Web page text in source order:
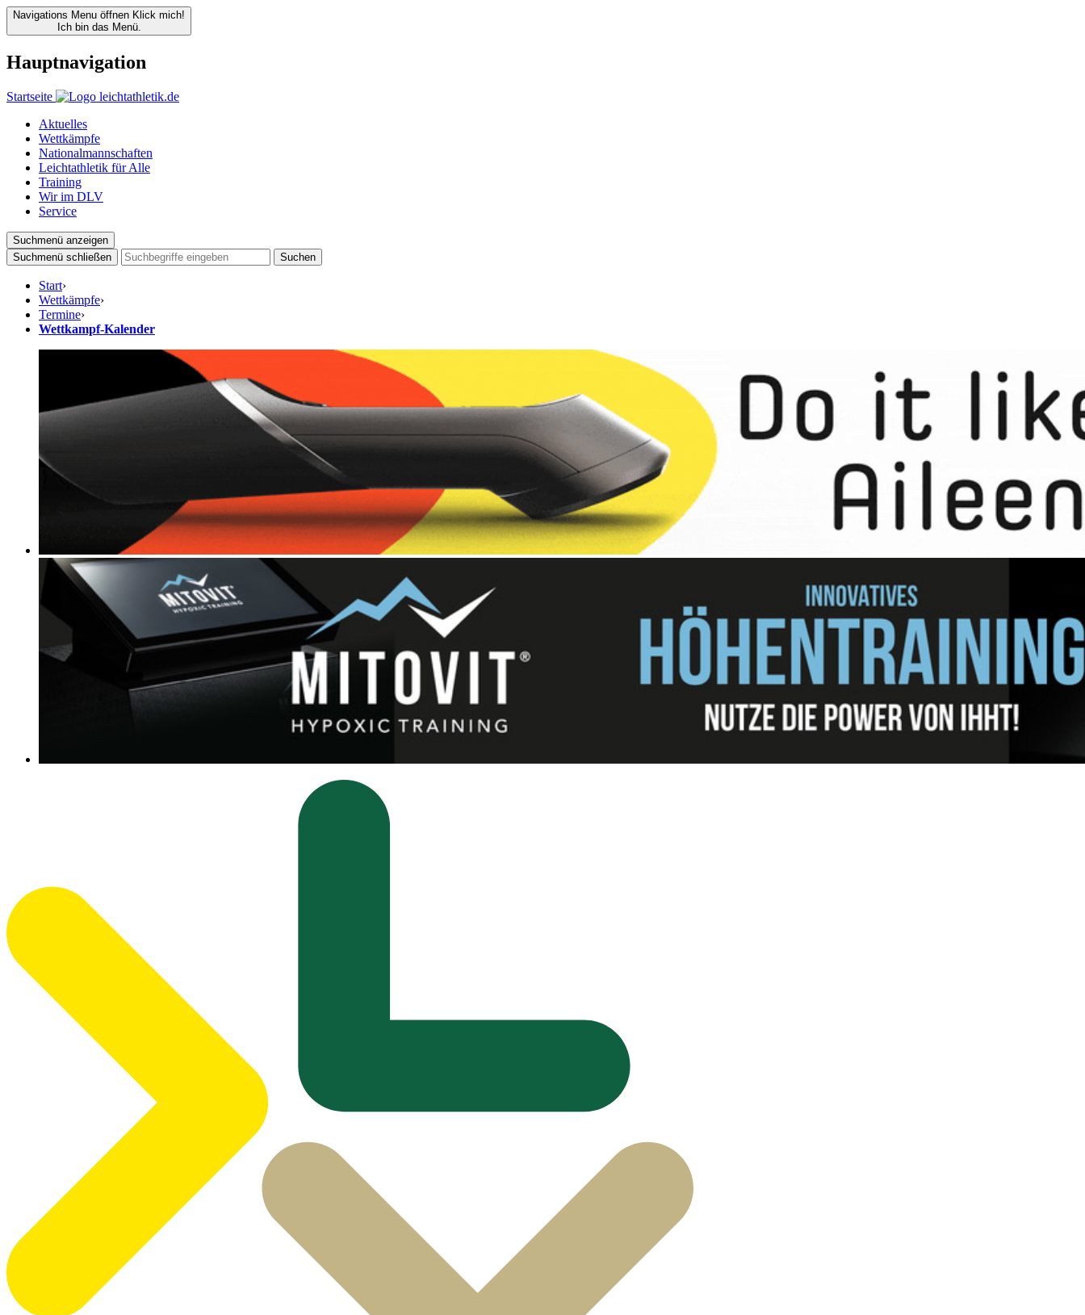
Navigations Menu öffnen Klick mich!
Ich bin das Menü.
Hauptnavigation
Startseite
Aktuelles
Wettkämpfe
Nationalmannschaften
Leichtathletik für Alle
Training
Wir im DLV
Service
Suchmenü anzeigen
Suchmenü schließen
Suchen
Start›
Wettkämpfe›
Termine›
Wettkampf-Kalender